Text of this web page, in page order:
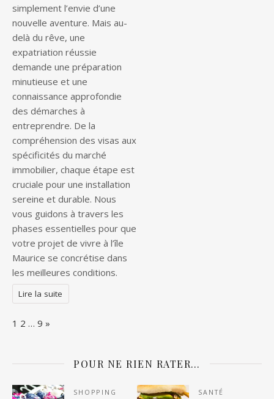
simplement l’envie d’une
nouvelle aventure. Mais au-
delà du rêve, une
expatriation réussie
demande une préparation
minutieuse et une
connaissance approfondie
des démarches à
entreprendre. De la
compréhension des visas aux
spécificités du marché
immobilier, chaque étape est
cruciale pour une installation
sereine et durable. Nous
vous guidons à travers les
phases essentielles pour que
votre projet de vivre à l’île
Maurice se concrétise dans
les meilleures conditions.
Lire la suite
Page:
1 2 … 9 Next
»
POUR NE RIEN RATER…
SHOPPING SANTÉ